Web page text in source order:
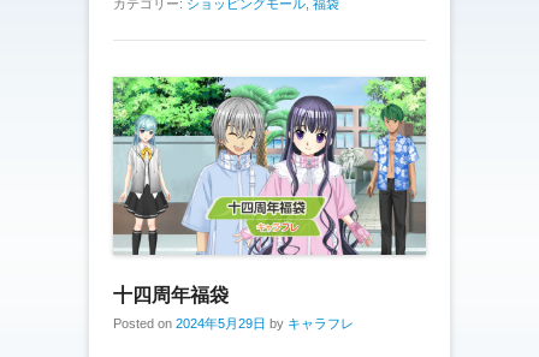
カテゴリー: ショッピングモール, 福袋
十四周年福袋
Posted on 2024年5月29日 by キャラフレ